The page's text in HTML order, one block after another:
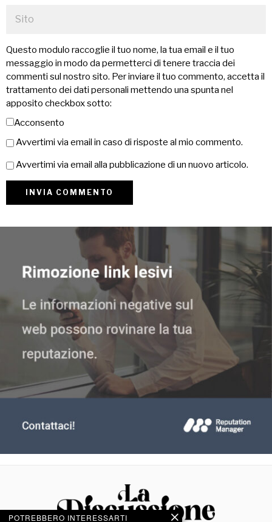
Questo modulo raccoglie il tuo nome, la tua email e il tuo
messaggio in modo da permetterci di tenere traccia dei
commenti sul nostro sito. Per inviare il tuo commento, accetta il
trattamento dei dati personali mettendo una spunta nel
apposito checkbox sotto:
Acconsento
Avvertimi via email in caso di risposte al mio commento.
Avvertimi via email alla pubblicazione di un nuovo articolo.
POTREBBERO INTERESSARTI